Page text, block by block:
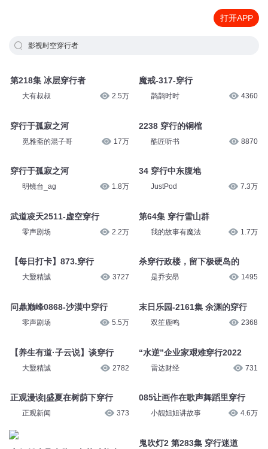
打开APP
影视时空穿行者
第218集 冰层穿行者
大有叔叔 2.5万
穿行于孤寂之河
觅雅斋的混子哥 17万
穿行于孤寂之河
明镜台_ag 1.8万
武道凌天2511-虚空穿行
零声剧场 2.2万
【每日打卡】873.穿行
大毉精誠 3727
问鼎巅峰0868-沙漠中穿行
零声剧场 5.5万
【养生有道·子云说】谈穿行
大毉精誠 2782
正观漫读|盛夏在树荫下穿行
正观新闻 373
魔戒-317-穿行
鹊鹊时时 4360
2238 穿行的铜棺
酷匠听书 8870
34 穿行中东腹地
JustPod 7.3万
第64集 穿行雪山群
我的故事有魔法 1.7万
杀穿行政楼，留下极硬岛的
是乔安昂 1495
末日乐园-2161集 余渊的穿行
双笙鹿鸣 2368
“水逆”企业家艰难穿行2022
雷达财经 731
085让画作在歌声舞蹈里穿行
小靓姐姐讲故事 4.6万
鬼吹灯2 第283集 穿行迷道